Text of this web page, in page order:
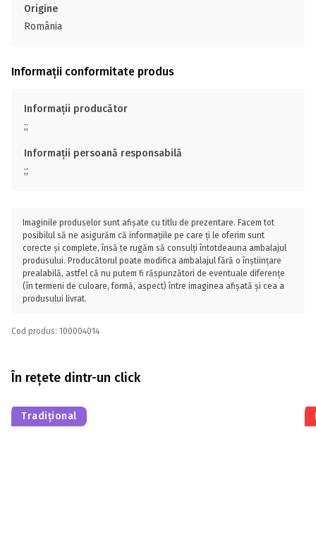
Origine
România
Informații conformitate produs
Informații producător
;;
Informații persoană responsabilă
;;
Imaginile produselor sunt afișate cu titlu de prezentare. Facem tot
posibilul să ne asigurăm că informațiile pe care ți le oferim sunt
corecte și complete, însă te rugăm să consulți întotdeauna ambalajul
produsului. Producătorul poate modifica ambalajul fără o înștiințare
prealabilă, astfel că nu putem fi răspunzători de eventuale diferențe
(în termeni de culoare, formă, aspect) între imaginea afișată și cea a
produsului livrat.
Cod produs: 100004014
În rețete dintr-un click
Tradițional